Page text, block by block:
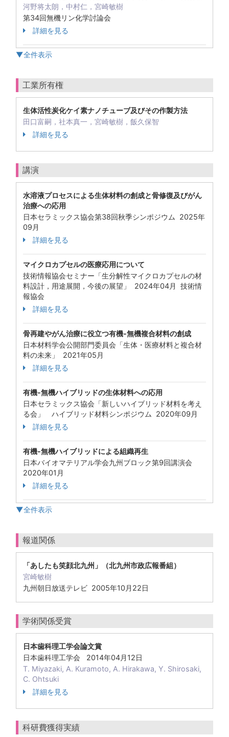
河野将太朗，中村仁，宮崎敏樹
第34回無機リン化学討論会
詳細を見る
▼全件表示
工業所有権
生体活性炭化ケイ素ナノチューブ及びその作製方法
田口富嗣，社本真一，宮崎敏樹，飯久保智
詳細を見る
講演
水溶液プロセスによる生体材料の創成と骨修復及びがん
治療への応用
日本セラミックス協会第38回秋季シンポジウム 2025年
09月
詳細を見る
マイクロカプセルの医療応用について
技術情報協会セミナー「生分解性マイクロカプセルの材
料設計，用途展開，今後の展望」 2024年04月 技術情
報協会
詳細を見る
骨再建やがん治療に役立つ有機-無機複合材料の創成
日本材料学会公開部門委員会「生体・医療材料と複合材
料の未来」 2021年05月
詳細を見る
有機-無機ハイブリッドの生体材料への応用
日本セラミックス協会「新しいハイブリッド材料を考え
る会」 ハイブリッド材料シンポジウム 2020年09月
詳細を見る
有機-無機ハイブリッドによる組織再生
日本バイオマテリアル学会九州ブロック第9回講演会
2020年01月
詳細を見る
▼全件表示
報道関係
「あしたも笑顔北九州」（北九州市政広報番組）
宮崎敏樹
九州朝日放送テレビ 2005年10月22日
学術関係受賞
日本歯科理工学会論文賞
日本歯科理工学会 2014年04月12日
T. Miyazaki, A. Kuramoto, A. Hirakawa, Y. Shirosaki,
C. Ohtsuki
詳細を見る
科研費獲得実績